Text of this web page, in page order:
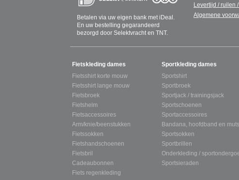
Betalen via uw eigen bank met iDeal.
En uw bestelling gegarandeerd
bezorgd door Selektvracht en TNT.
Levertijd / ruilen
Algemene
SITEMAP
Fietskleding dames
Fietsshirt korte mouw
Fietsshirt lange mouw
Fietsbroek
Fietshelm
Fietsaccessoires
Arm/knie/beenstukken
Fietssokken
Fietshandschoenen
Fietsbril
Cadeaubonnen
Fiets regenkleding
Sportkleding dames
Sportshirt
Sportbroek
Sportjack / trainingsjack
Sportschoenen
Sportaccessoires
Bandana, hoofdband en muts
Sportsokken
Sportbrillen
Onderkleding /
Sportsieraden